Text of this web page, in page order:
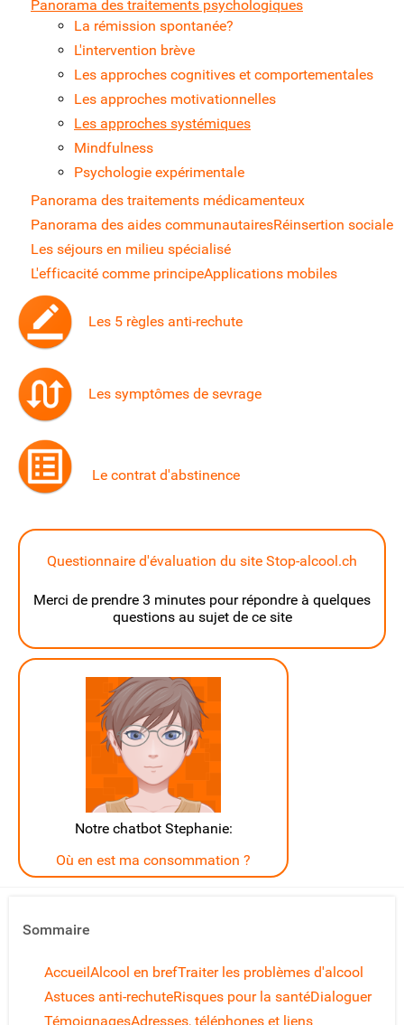
Panorama des traitements psychologiques
La rémission spontanée?
L'intervention brève
Les approches cognitives et comportementales
Les approches motivationnelles
Les approches systémiques
Mindfulness
Psychologie expérimentale
Panorama des traitements médicamenteux
Panorama des aides communautairesRéinsertion sociale
Les séjours en milieu spécialisé
L'efficacité comme principeApplications mobiles
Les 5 règles anti-rechute
Les symptômes de sevrage
Le contrat d'abstinence
Questionnaire d'évaluation du site Stop-alcool.ch
Merci de prendre 3 minutes pour répondre à quelques
questions au sujet de ce site
Notre chatbot Stephanie:
Où en est ma consommation ?
Sommaire
Accueil Alcool en brefTraiter les problèmes d'alcool
Astuces anti-rechuteRisques pour la santéDialoguer
TémoignagesAdresses, téléphones et liens